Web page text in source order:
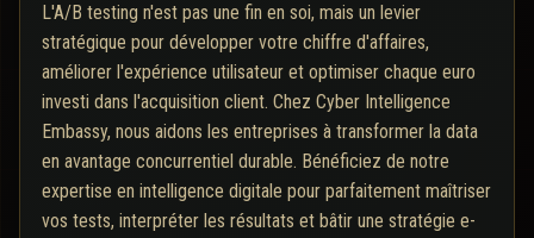
L'A/B testing n'est pas une fin en soi, mais un levier
stratégique pour développer votre chiffre d'affaires,
améliorer l'expérience utilisateur et optimiser chaque euro
investi dans l'acquisition client. Chez Cyber Intelligence
Embassy, nous aidons les entreprises à transformer la data
en avantage concurrentiel durable. Bénéficiez de notre
expertise en intelligence digitale pour parfaitement maîtriser
vos tests, interpréter les résultats et bâtir une stratégie e-